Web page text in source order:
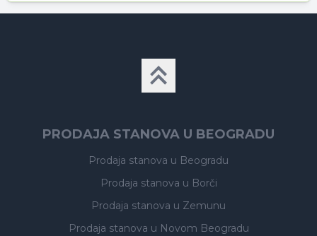
PRODAJA STANOVA U BEOGRADU
Prodaja stanova u Beogradu
Prodaja stanova u Borči
Prodaja stanova u Zemunu
Prodaja stanova u Novom Beogradu